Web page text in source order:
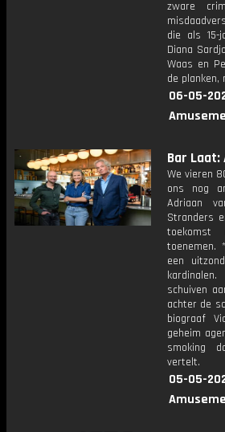
zware
die als 15-
Diana
Waas en
de
06-05-
Bar Laat:
We vieren
ons nog
Adriaan
Stranders
toekomst
toenemen.
een
schuiven
achter de
biograaf
geheim
smoking
vertelt.
05-05-